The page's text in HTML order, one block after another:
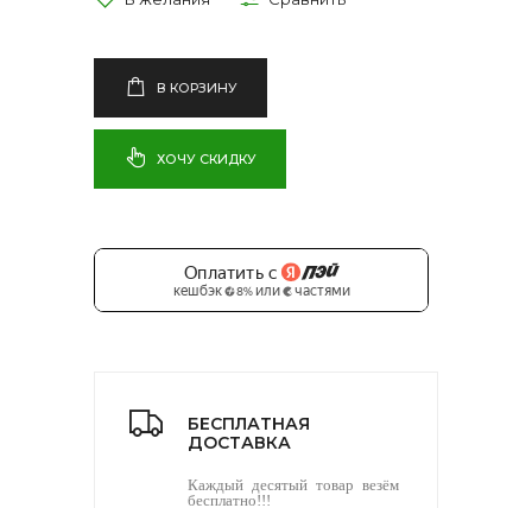
В КОРЗИНУ
ХОЧУ СКИДКУ
БЕСПЛАТНАЯ
ДОСТАВКА
Каждый десятый товар везём
бесплатно!!!